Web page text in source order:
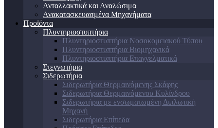
Ανταλλακτικά και Αναλώσιμα
Ανακατασκευασμένα Μηχανήματα
Προϊόντα
Πλυντηριοστυπτήρια
Πλυντηριοστυπτήρια Νοσοκομειακού Τύπου
Πλυντηριοστυπτήρια Βιομηχανικά
Πλυντηριοστυπτήρια Επαγγελματικά
Στεγνωτήρια
Σιδερωτήρια
Σιδερωτήρια Θερμαινόμενης Σκάφης
Σιδερωτήρια Θερμαινόμενου Κυλίνδρου
Σιδερωτήρια με ενσωματωμένη Διπλωτική
Μηχανή
Σιδερωτήρια Επίπεδα